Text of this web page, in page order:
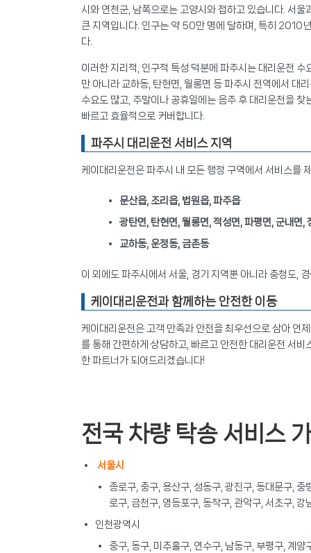
시와 연천군, 남쪽으로는 고양시와 접하고 있습니다. 서
큰 지역입니다. 인구는 약 50만 명에 달하며, 특히 2010
다.
이러한 지리적, 인구적 특성 덕분에 파주시는 대리운전
만 아니라 교하동, 탄현면, 월롱면 등 파주시 전역에서 대
수요도 많고, 주말이나 공휴일에는 음주 후 대리운전을
빠르고 효율적으로 커버합니다.
파주시 대리운전 서비스 지역
케이대리운전은 파주시 내 모든 행정 구역에서 서비스를
문산읍, 조리읍, 법원읍, 파주읍
광탄면, 탄현면, 월롱면, 적성면, 파평면, 군내면,
교하동, 운정동, 금촌동
이 외에도 파주시에서 서울, 경기 지역뿐 아니라 충청도,
케이대리운전과 함께하는 안전한 이동
케이대리운전은 고객 만족과 안전을 최우선으로 삼아 언
를 통해 간편하게 상담하고, 빠르고 안전한 대리운전 서
한 파트너가 되어드리겠습니다!
전국 차량 탁송 서비스
서울시
종로구, 중구, 용산구, 성동구, 광진구, 동대문구,
로구, 금천구, 영등포구, 동작구, 관악구, 서초구, 강
인천광역시
중구, 동구, 미추홀구, 연수구, 남동구, 부평구, 계양